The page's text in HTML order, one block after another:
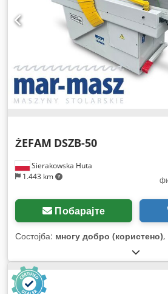
Sierakowska Huta
1.443 km
ŻEFAM DSZB-50
Побарајте
Состојба: многу добро (користено),